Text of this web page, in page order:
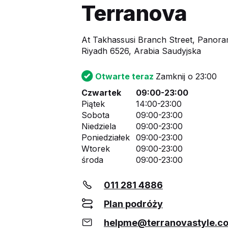
Terranova
At Takhassusi Branch Street,
Riyadh 6526, Arabia Saudyjska
Otwarte teraz Zamknij o 23:00
Czwartek
09:00-23:00
Piątek
14:00-23:00
Sobota
09:00-23:00
Niedziela
09:00-23:00
Poniedziałek 09:00-23:00
Wtorek
09:00-23:00
środa
09:00-23:00
011 281 4886
Plan podróży